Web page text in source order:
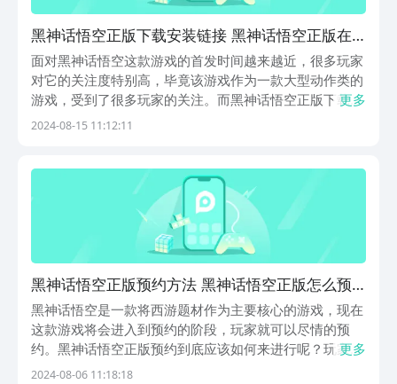
黑神话悟空正版下载安装链接 黑神话悟空正版在
哪里下载
面对黑神话悟空这款游戏的首发时间越来越近，很多玩家
对它的关注度特别高，毕竟该游戏作为一款大型动作类的
游戏，受到了很多玩家的关注。而黑神话悟空正版下载地
址在哪里呢？估计这也是很多玩家迫切想要知道的，下面
更多
2024-08-15 11:12:11
黑神话悟空正版预约方法 黑神话悟空正版怎么预
约
黑神话悟空是一款将西游题材作为主要核心的游戏，现在
这款游戏将会进入到预约的阶段，玩家就可以尽情的预
约。黑神话悟空正版预约到底应该如何来进行呢？玩家就
可以看一下接下来的步骤，根据这些步骤就可以完成，从
更多
2024-08-06 11:18:18